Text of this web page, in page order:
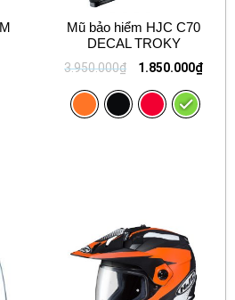
Mũ bảo hiểm HJC C70
DECAL TROKY
3.950.000₫ 1.850.000₫